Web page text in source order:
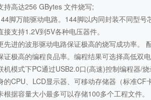
持高达256 GBytes 文件烧写;
脚万能驱动电路。144脚以内同封装不同型号
接支持1.2V到5V各种电压器件。
先进的波形驱动电路保证极高的烧写成功率。
证极高的编程良品率。编程结果可选择高低双
机模式下PC通过USB2.0口(高速)控制编程器/
的CPU、LCD显示器、可移动存储器（标准
根据容量大小最多可以存储100多个工程文件。